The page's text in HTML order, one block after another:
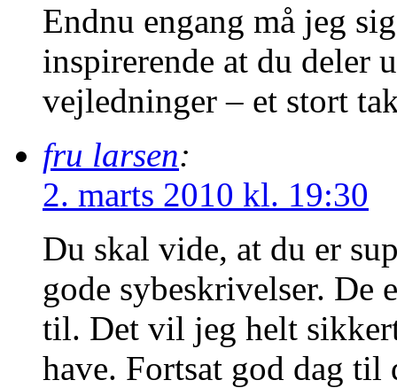
Endnu engang må jeg
inspirerende at du deler
vejledninger – et stort
fru larsen:
2. marts 2010 kl. 19:30
Du skal vide, at du er
gode sybeskrivelser. De
til. Det vil jeg helt
have. Fortsat god dag til